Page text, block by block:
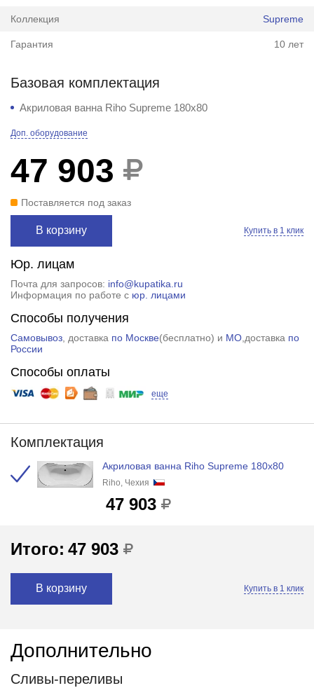
Коллекция Supreme
Гарантия 10 лет
Базовая комплектация
Акриловая ванна Riho Supreme 180x80
Доп. оборудование
47 903
Поставляется под заказ
В корзину Купить в 1 клик
Юр. лицам
Почта для запросов: info@kupatika.ru
Информация по работе с юр. лицами
Способы получения
Самовывоз, доставка по Москве(бесплатно) и МО,доставка по
России
Способы оплаты
еще
Комплектация
Акриловая ванна Riho Supreme 180x80
Riho, Чехия
47 903
Итого: 47 903
В корзину Купить в 1 клик
Дополнительно
Сливы-переливы